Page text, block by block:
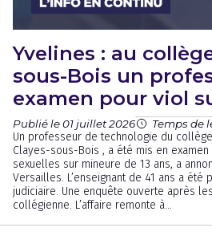
Yvelines : au
sous-Bois un
examen pour viol
Publié le 01 juillet 2026 Temps de
Un professeur de technologie du
Clayes-sous-Bois , a été mis en
sexuelles sur mineure de 13 ans, a
Versailles. L’enseignant de 41 ans a été
judiciaire. Une enquête ouverte après
collégienne. L’affaire remonte à...